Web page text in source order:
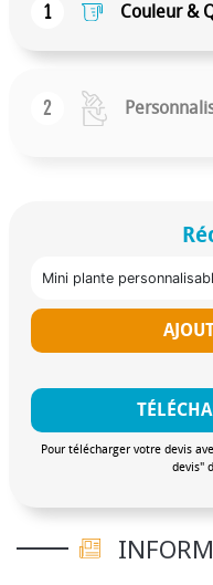
1 Couleur &
2
Mini plante
Pour télécharger votre devis
devis"